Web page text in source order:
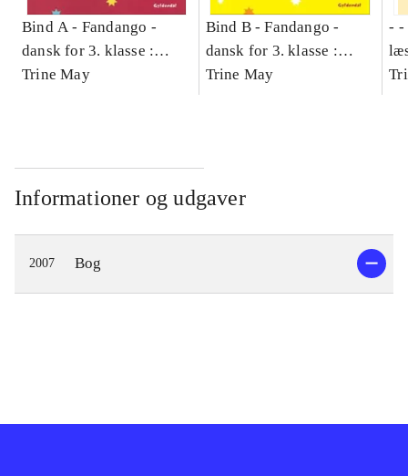
Bind A - Fandango -
dansk for 3. klasse :
grundbog -- Arbejdsbog.
Trine May
Bind B -Fandango -
dansk for 3. klasse :
grundbog -- Arbejdsbog.
Trine May
- -
-
Informationer og udgaver
2007 Bog